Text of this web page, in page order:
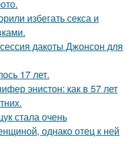
избегать секса и
дакоты Джонсон для
17 лет.
энистон: как в 57 лет
стала очень
однако отец к ней